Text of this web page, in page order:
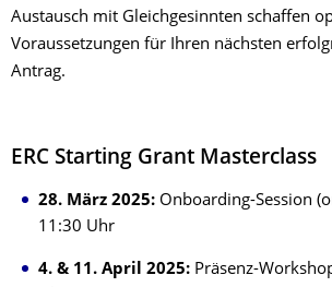
Austausch mit Gleichgesinnten schaffen
Voraussetzungen für Ihren nächsten
Antrag.
ERC Starting Grant Masterclass
28. März 2025: Onboarding-Session
11:30 Uhr
4. & 11. April 2025: Präsenz-